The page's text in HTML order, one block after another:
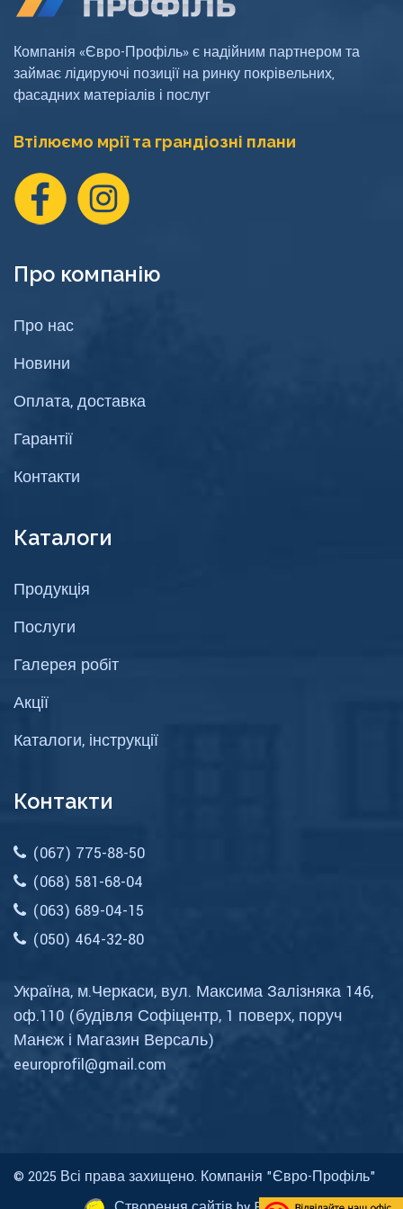
Компанія «Євро-Профіль» є надійним партнером та
займає лідируючі позиції на ринку покрівельних,
фасадних матеріалів і послуг
Втілюємо мрії та грандіозні плани
Про компанію
Про нас
Новини
Оплата, доставка
Гарантії
Контакти
Каталоги
Продукція
Послуги
Галерея робіт
Акції
Каталоги, інструкції
Контакти
(067) 775-88-50
(068) 581-68-04
(063) 689-04-15
(050) 464-32-80
Україна, м.Черкаси, вул. Максима Залізняка 146,
оф.110 (будівля Софіцентр, 1 поверх, поруч
Манєж і Магазин Версаль)
eeuroprofil@gmail.com
© 2025 Всі права захищено. Компанія "Євро-Профіль"